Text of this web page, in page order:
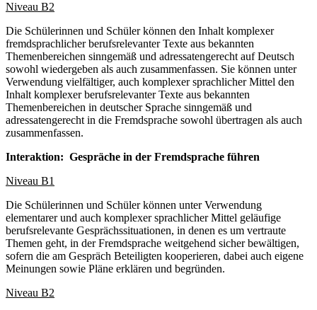
Niveau B2
Die Schülerinnen und Schüler können den Inhalt komplexer
fremdsprachlicher berufsrelevanter Texte aus bekannten
Themenbereichen sinngemäß und adressatengerecht auf Deutsch
sowohl wiedergeben als auch zusammenfassen. Sie können unter
Verwendung vielfältiger, auch komplexer sprachlicher Mittel den
Inhalt komplexer berufsrelevanter Texte aus bekannten
Themenbereichen in deutscher Sprache sinngemäß und
adressatengerecht in die Fremdsprache sowohl übertragen als auch
zusammenfassen.
Interaktion: Gespräche in der Fremdsprache führen
Niveau B1
Die Schülerinnen und Schüler können unter Verwendung
elementarer und auch komplexer sprachlicher Mittel geläufige
berufsrelevante Gesprächssituationen, in denen es um vertraute
Themen geht, in der Fremdsprache weitgehend sicher bewältigen,
sofern die am Gespräch Beteiligten kooperieren, dabei auch eigene
Meinungen sowie Pläne erklären und begründen.
Niveau B2